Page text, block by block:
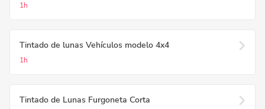
1h
Tintado de lunas Vehículos modelo 4x4
1h
Tintado de Lunas Furgoneta Corta